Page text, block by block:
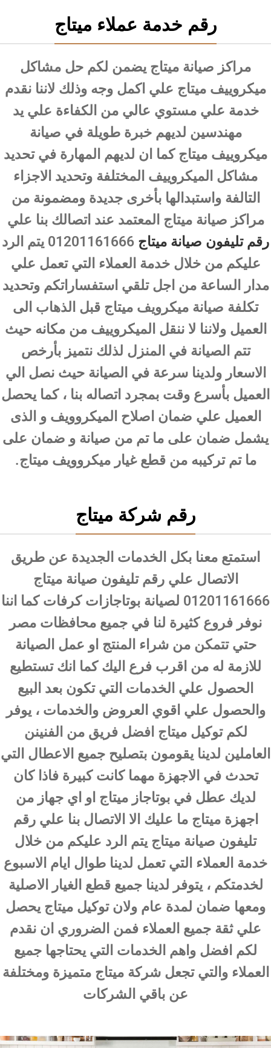
رقم خدمة عملاء ميتاج
مراكز صيانة ميتاج يضمن لكم حل مشاكل
ميكروييف ميتاج علي اكمل وجه وذلك لاننا نقدم
خدمة علي مستوي عالي من الكفاءة علي يد
مهندسين لديهم خبرة طويلة في صيانة
ميكروييف ميتاج كما ان لديهم المهارة في تحديد
مشاكل الميكروييف المختلفة وتحديد الاجزاء
التالفة واستبدالها بأخرى جديدة ومضمونة من
مراكز صيانة ميتاج المعتمد عند اتصالك بنا علي
رقم تليفون صيانة ميتاج
01201161666 يتم الرد
عليكم من خلال خدمة العملاء التي تعمل علي
مدار الساعة من اجل تلقي استفساراتكم وتحديد
تكلفة صيانة ميكرويف ميتاج قبل الذهاب الى
العميل ولاننا لا ننقل الميكروييف من مكانه حيث
تتم الصيانة في المنزل لذلك نتميز بأرخص
الاسعار ولدينا سرعة في الصيانة حيث نصل الي
العميل بأسرع وقت بمجرد اتصاله بنا ، كما يحصل
العميل علي ضمان اصلاح الميكروويف و الذى
يشمل ضمان على ما تم من صيانة و ضمان على
ما تم تركيبه من قطع غيار ميكروويف ميتاج.
رقم شركة ميتاج
استمتع معنا بكل الخدمات الجديدة عن طريق
الاتصال علي رقم تليفون صيانة ميتاج
01201161666 لصيانة بوتاجازات كرفات كما اننا
نوفر فروع كثيرة لنا في جميع محافظات مصر
حتي تتمكن من شراء المنتج او عمل الصيانة
للازمة له من اقرب فرع اليك كما انك تستطيع
الحصول علي الخدمات التي تكون بعد البيع
والحصول علي اقوي العروض والخدمات ، يوفر
لكم توكيل ميتاج افضل فريق من الفنينن
العاملين لدينا يقومون بتصليح جميع الاعطال التي
تحدث في الاجهزة مهما كانت كبيرة فاذا كان
لديك عطل في بوتاجاز ميتاج او اي جهاز من
اجهزة ميتاج ما عليك الا الاتصال بنا علي رقم
تليفون صيانة ميتاج يتم الرد عليكم من خلال
خدمة العملاء التي تعمل لدينا طوال ايام الاسبوع
لخدمتكم ، يتوفر لدينا جميع قطع الغيار الاصلية
ومعها ضمان لمدة عام ولان توكيل ميتاج يحصل
علي ثقة جميع العملاء فمن الضروري ان نقدم
لكم افضل واهم الخدمات التي يحتاجها جميع
العملاء والتي تجعل شركة ميتاج متميزة ومختلفة
عن باقي الشركات